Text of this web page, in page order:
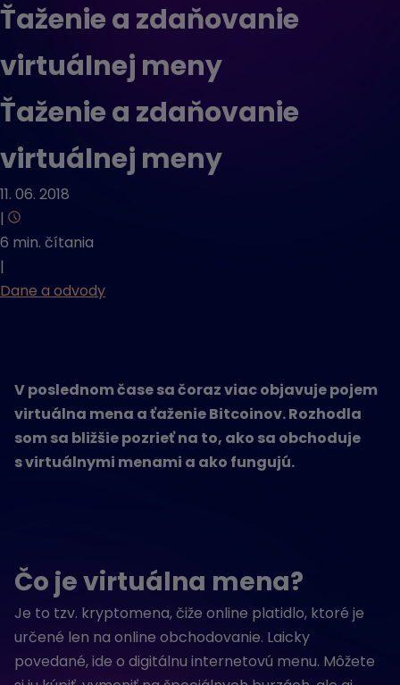
Ťaženie a zdaňovanie
virtuálnej meny
Ťaženie a zdaňovanie
virtuálnej meny
11. 06. 2018
|
6 min. čítania
|
Dane a odvody
V poslednom čase sa čoraz viac objavuje pojem
virtuálna mena a ťaženie Bitcoinov. Rozhodla
som sa bližšie pozrieť na to, ako sa obchoduje
s virtuálnymi menami a ako fungujú.
Čo je virtuálna mena?
Je to tzv. kryptomena, čiže online platidlo, ktoré je
určené len na online obchodovanie. Laicky
povedané, ide o digitálnu internetovú menu. Môžete